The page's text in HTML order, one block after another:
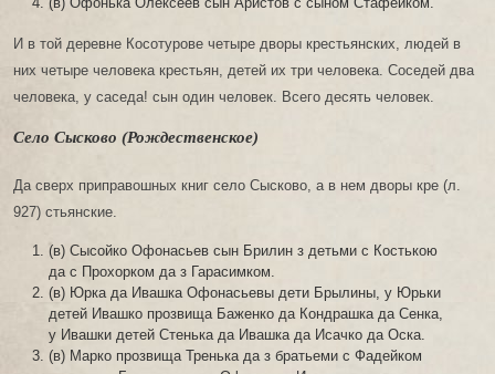
И в той деревне Косотурове четыре дворы крестьянских, людей в
них четыре человека крестьян, детей их три человека. Соседей два
человека, у саседа! сын один человек. Всего десять человек.
Село Сысково (Рождественское)
Да сверх приправошных книг село Сысково, а в нем дворы кре (л.
927) стьянские.
(в) Сысойко Офонасьев сын Брилин з детьми с Костькою
да с Прохорком да з Гарасимком.
(в) Юрка да Ивашка Офонасьевы дети Брылины, у Юрьки
детей Ивашко прозвища Баженко да Кондрашка да Сенка,
у Ивашки детей Стенька да Ивашка да Исачко да Оска.
(в) Марко прозвища Тренька да з братьеми с Фадейком